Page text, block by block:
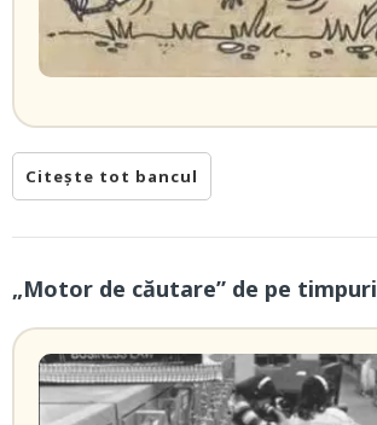
Citește tot bancul
„Motor de căutare” de pe timpuri